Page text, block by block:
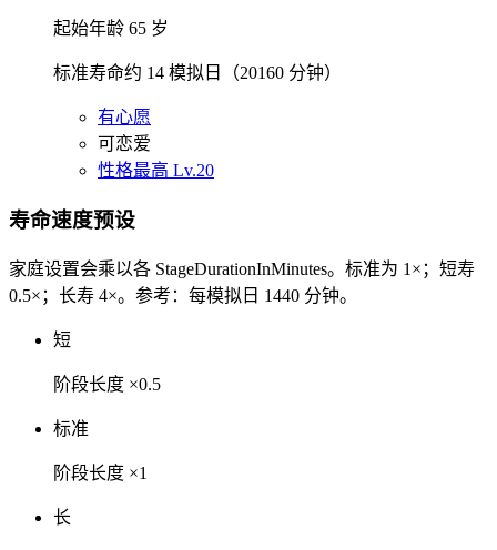
起始年龄 65 岁
标准寿命约 14 模拟日（20160 分钟）
有心愿
可恋爱
性格最高 Lv.20
寿命速度预设
家庭设置会乘以各 StageDurationInMinutes。标准为 1×；短寿
0.5×；长寿 4×。参考：每模拟日 1440 分钟。
短
阶段长度 ×0.5
标准
阶段长度 ×1
长